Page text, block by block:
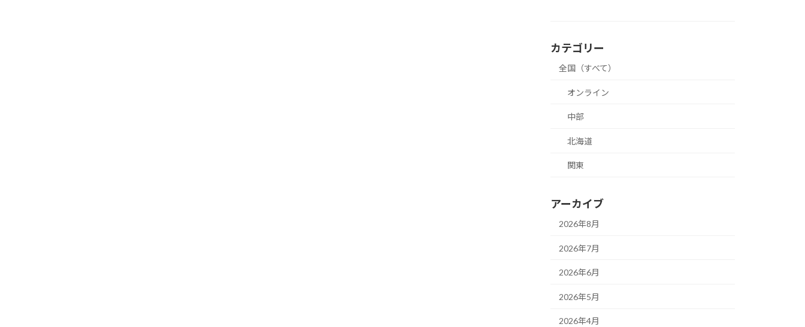
カテゴリー
全国（すべて）
オンライン
中部
北海道
関東
アーカイブ
2026年8月
2026年7月
2026年6月
2026年5月
2026年4月